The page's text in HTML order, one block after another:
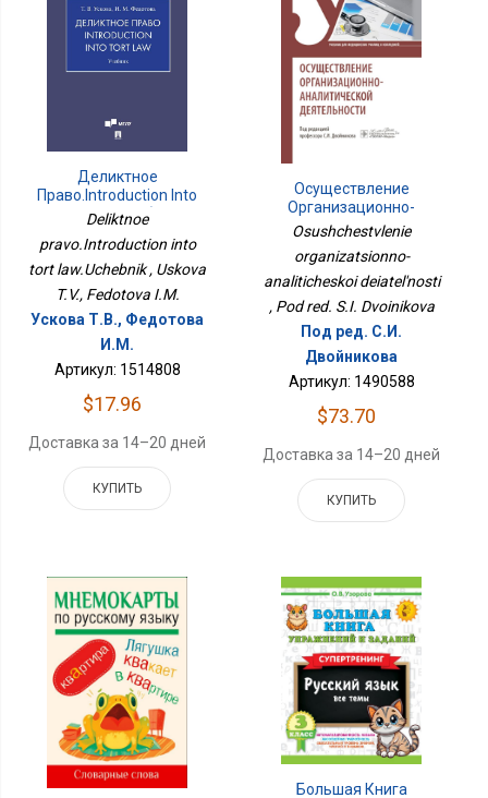
Деликтное
Право.Introduction Into
Tort Law.Учебник
Deliktnoe
pravo.Introduction into
tort law.Uchebnik , Uskova
T.V., Fedotova I.M.
Ускова Т.В., Федотова
И.М.
Артикул: 1514808
$17.96
Доставка за 14–20 дней
КУПИТЬ
Осуществление
Организационно-
Аналитической
Osushchestvlenie
organizatsionno-
analiticheskoi deiatel'nosti
, Pod red. S.I. Dvoinikova
Под ред. С.И.
Двойникова
Артикул: 1490588
$73.70
Доставка за 14–20 дней
КУПИТЬ
Большая Книга